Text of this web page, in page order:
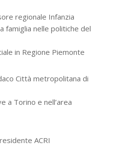
regionale Infanzia
famiglia nelle politiche del
in Regione Piemonte
Città metropolitana di
a Torino e nell’area
ACRI